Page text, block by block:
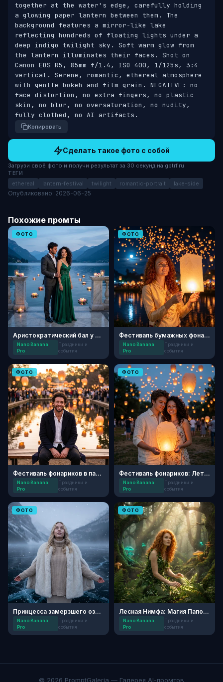
together at the water's edge, carefully holding
a glowing paper lantern between them. The
background features a mirror-like lake
reflecting hundreds of floating lights under a
deep indigo twilight sky. Soft warm glow from
the lantern illuminates their faces. Shot on
Canon EOS R5, 85mm f/1.4, ISO 400, 1/125s, 3:4
vertical. Serene, romantic, ethereal atmosphere
with gentle bokeh and film grain. NEGATIVE: no
face distortion, no extra fingers, no plastic
skin, no blur, no oversaturation, no nudity,
fully clothed, no AI artifacts.
Копировать
Сделать такое фото с собой
Загрузи своё фото и получи результат за 30 секунд на gptrf.ru
ТЕГИ
ethereal lantern-festival twilight romantic-portrait lake-side
Опубликовано: 2026-06-25
Похожие промты
ФОТО
Аристократический бал у озера
Nano Banana
Pro
Праздники и
события
ФОТО
Фестиваль бумажных фонариков
Nano Banana
Pro
Праздники и
события
ФОТО
Фестиваль фонариков в парке
Nano Banana
Pro
Праздники и
события
ФОТО
Фестиваль фонариков: Летний вечер
Nano Banana
Pro
Праздники и
события
ФОТО
Принцесса замерзшего озера
Nano Banana
Pro
Праздники и
события
ФОТО
Лесная Нимфа: Магия Папоротника
Nano Banana
Pro
Праздники и
события
© 2026 PromptGaleria — Галерея AI-промтов